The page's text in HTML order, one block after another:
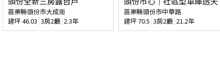
苗栗縣頭份市大成街
建坪46.03 3房2廳 2.3年
苗栗縣頭份市中華路
建坪70.5 3房2廳 21.2年